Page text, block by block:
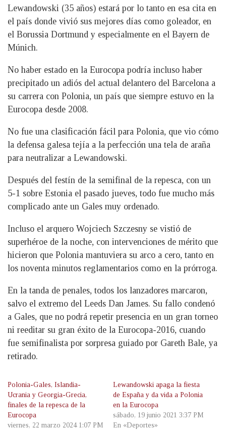
Lewandowski (35 años) estará por lo tanto en esa cita en
el país donde vivió sus mejores días como goleador, en
el Borussia Dortmund y especialmente en el Bayern de
Múnich.
No haber estado en la Eurocopa podría incluso haber
precipitado un adiós del actual delantero del Barcelona a
su carrera con Polonia, un país que siempre estuvo en la
Eurocopa desde 2008.
No fue una clasificación fácil para Polonia, que vio cómo
la defensa galesa tejía a la perfección una tela de araña
para neutralizar a Lewandowski.
Después del festín de la semifinal de la repesca, con un
5-1 sobre Estonia el pasado jueves, todo fue mucho más
complicado ante un Gales muy ordenado.
Incluso el arquero Wojciech Szczesny se vistió de
superhéroe de la noche, con intervenciones de mérito que
hicieron que Polonia mantuviera su arco a cero, tanto en
los noventa minutos reglamentarios como en la prórroga.
En la tanda de penales, todos los lanzadores marcaron,
salvo el extremo del Leeds Dan James. Su fallo condenó
a Gales, que no podrá repetir presencia en un gran torneo
ni reeditar su gran éxito de la Eurocopa-2016, cuando
fue semifinalista por sorpresa guiado por Gareth Bale, ya
retirado.
Polonia-Gales, Islandia-
Ucrania y Georgia-Grecia,
finales de la repesca de la
Eurocopa
viernes, 22 marzo 2024 1:07 PM
Lewandowski apaga la fiesta
de España y da vida a Polonia
en la Eurocopa
sábado, 19 junio 2021 3:37 PM
En «Deportes»